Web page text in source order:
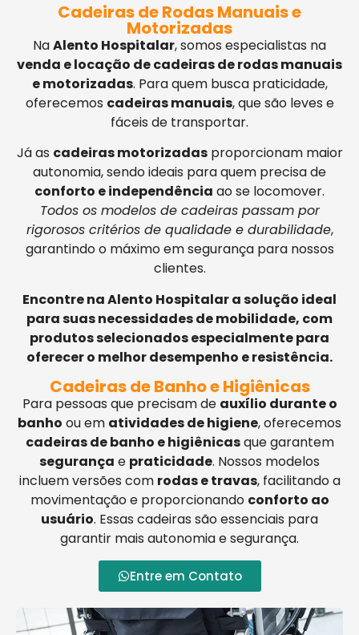
Cadeiras de Rodas Manuais e
Motorizadas
NaAlento Hospitalar, somos especialistas na
venda e locação de cadeiras de rodas manuais
e motorizadas. Para quem busca praticidade,
oferecemos cadeiras manuais, que são leves e
fáceis de transportar.
Já as cadeiras motorizadasproporcionam maior
autonomia, sendo ideais para quem precisa de
conforto e independência ao se locomover.
Todos os modelos de cadeiras passam por
rigorosos critérios de qualidade e durabilidade,
garantindo o máximo em segurança para nossos
clientes.
Encontre na Alento Hospitalar a solução ideal
para suas necessidades de mobilidade, com
produtos selecionados especialmente para
oferecer o melhor desempenho e resistência.
Cadeiras de Banho e Higiênicas
Para pessoas que precisam de auxílio durante o
banho ou em atividades de higiene, oferecemos
cadeiras de banho e higiênicasque garantem
segurança e praticidade. Nossos modelos
incluem versões com rodas e travas, facilitando a
movimentação e proporcionando conforto ao
usuário. Essas cadeiras são essenciais para
garantir mais autonomia e segurança.
Entre em Contato